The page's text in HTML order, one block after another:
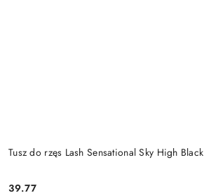
Tusz do rzęs Lash Sensational Sky High Black
39.77